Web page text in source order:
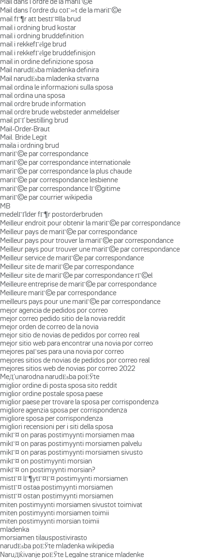
Mail dans l'ordre du coГ»t de la mariГ©e
mail fГ¶r att bestГ¤lla brud
mail i ordning brud kostar
mail i ordning bruddefinition
mail i rekkefГёlge brud
mail i rekkefГёlge bruddefinisjon
mail in ordine definizione sposa
Mail narudЕѕba mladenka definira
Mail narudЕѕba mladenka stvarna
mail ordina le informazioni sulla sposa
mail ordina una sposa
mail ordre brude information
mail ordre brude websteder anmeldelser
mail pГҐ bestilling brud
Mail-Order-Braut
Mail. Bride Legit
maila i ordning brud
mariГ©e par correspondance
mariГ©e par correspondance internationale
mariГ©e par correspondance la plus chaude
mariГ©e par correspondance lesbienne
mariГ©e par correspondance lГ©gitime
mariГ©e par courrier wikipedia
MB
medelГҐlder fГ¶r postorderbruden
Meilleur endroit pour obtenir la mariГ©e par correspondance
Meilleur pays de mariГ©e par correspondance
Meilleur pays pour trouver la mariГ©e par correspondance
Meilleur pays pour trouver une mariГ©e par correspondance
Meilleur service de mariГ©e par correspondance
Meilleur site de mariГ©e par correspondance
Meilleur site de mariГ©e par correspondance rГ©el
Meilleure entreprise de mariГ©e par correspondance
Meilleure mariГ©e par correspondance
meilleurs pays pour une mariГ©e par correspondance
mejor agencia de pedidos por correo
mejor correo pedido sitio de la novia reddit
mejor orden de correo de la novia
mejor sitio de novias de pedidos por correo real
mejor sitio web para encontrar una novia por correo
mejores paГ­ses para una novia por correo
mejores sitios de novias de pedidos por correo real
mejores sitios web de novias por correo 2022
MeД‘unarodna narudЕѕba poЕЎte
miglior ordine di posta sposa sito reddit
miglior ordine postale sposa paese
miglior paese per trovare la sposa per corrispondenza
migliore agenzia sposa per corrispondenza
migliore sposa per corrispondenza
migliori recensioni per i siti della sposa
mikГ¤ on paras postimyynti morsiamen maa
mikГ¤ on paras postimyynti morsiamen palvelu
mikГ¤ on paras postimyynti morsiamen sivusto
mikГ¤ on postimyynti morsian
mikГ¤ on postimyynti morsian?
mistГ¤ lГ¶ytГ¤Г¤ postimyynti morsiamen
mistГ¤ ostaa postimyynti morsiamen
mistГ¤ ostan postimyynti morsiamen
miten postimyynti morsiamen sivustot toimivat
miten postimyynti morsiamen toimii
miten postimyynti morsian toimii
mladenka
morsiamen tilauspostivirasto
narudЕѕba poЕЎte mladenka wikipedia
NaruДЌivanje poЕЎte Legalne stranice mladenke